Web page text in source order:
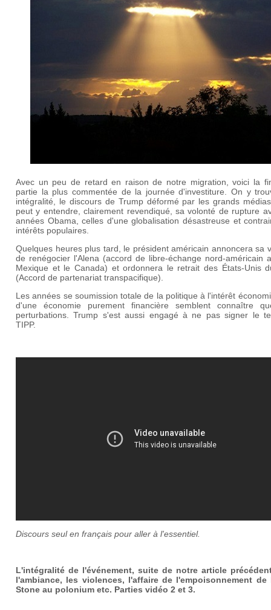
Avec un peu de retard en raison de notre migration, voici la
partie la plus commentée de la journée d'investiture. On y
intégralité, le discours de Trump déformé par les grands
peut y entendre, clairement revendiqué, sa volonté de rupture
années Obama, celles d'une globalisation désastreuse et
intérêts populaires.
Quelques heures plus tard, le président américain annoncera sa
de renégocier l'Alena (accord de libre-échange nord-américain
Mexique et le Canada) et ordonnera le retrait des États-Unis
(Accord de partenariat transpacifique).
Les années se soumission totale de la politique à l'intérêt
d'une économie purement financière semblent connaître
perturbations. Trump s'est aussi engagé à ne pas signer le
TIPP.
Discours seul en français pour aller à l'essentiel.
L'intégralité de l'événement, suite de notre article
l'ambiance, les violences, l'affaire de l'empoisonnement de
Stone au polonium etc. Parties vidéo 2 et 3.